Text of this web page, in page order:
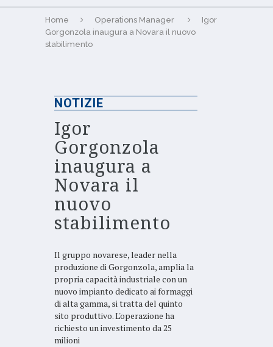
Home Operations Manager
Igor
Gorgonzola inaugura a Novara il nuovo
stabilimento
NOTIZIE
Igor
Gorgonzola
inaugura a
Novara il
nuovo
stabilimento
Il gruppo novarese, leader nella
produzione di Gorgonzola, amplia la
propria capacità industriale con un
nuovo impianto dedicato ai formaggi
di alta gamma, si tratta del quinto
sito produttivo. L'operazione ha
richiesto un investimento da 25
milioni